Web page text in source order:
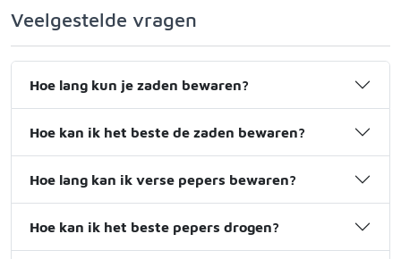
Veelgestelde vragen
Hoe lang kun je zaden bewaren?
Hoe kan ik het beste de zaden bewaren?
Hoe lang kan ik verse pepers bewaren?
Hoe kan ik het beste pepers drogen?